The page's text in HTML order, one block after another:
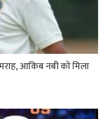
आकिब नबी को मिला